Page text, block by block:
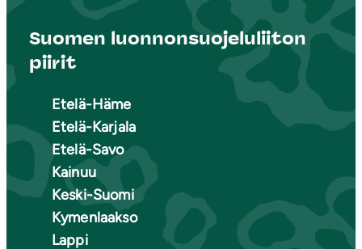
Suomen luonnonsuojeluliiton
piirit
Etelä-Häme
Etelä-Karjala
Etelä-Savo
Kainuu
Keski-Suomi
Kymenlaakso
Lappi